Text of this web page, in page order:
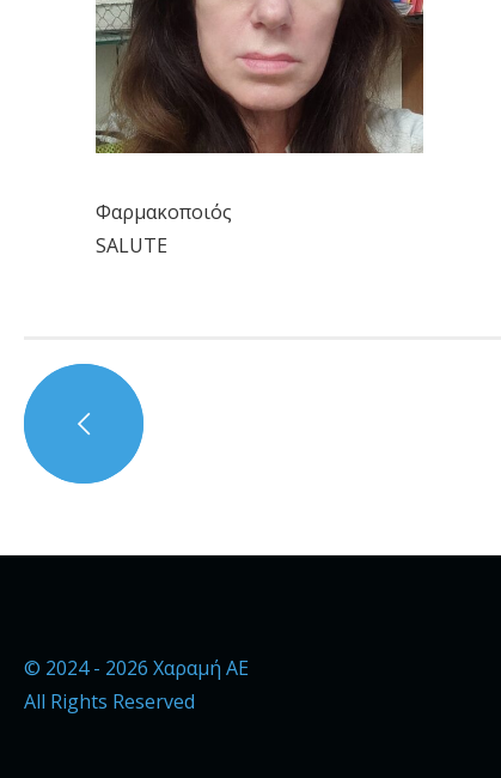
Φαρμακοποιός
SALUTE
© 2024 - 2026 Χαραμή ΑΕ
All Rights Reserved